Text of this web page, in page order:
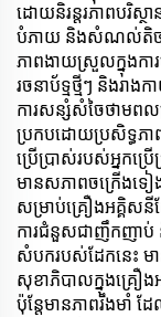
ដោយនិរន្តរភាពបរិស្
បំភាយ និងសំណល់តិចជ
ភាពងាយស្រួលក្នុងកា
រចនាប័ទ្មថ្មីៗ និងរ
ការសន្សំសំចៃថាមព
ប្រកបដោយប្រសិទ្ធភ
ប្រើប្រាស់របស់អ្នក
មានសភាពចក្រើងទៀង
សម្រាប់គ្រឿងអគ្គិសនី
ការជំនួសជាញឹកញាប់
សំបករបស់ដែកនេះ ម
សុខាភិបាលក្នុងគ្រឿង
ប៉ុន្តែមានភាពរឹងមាំ